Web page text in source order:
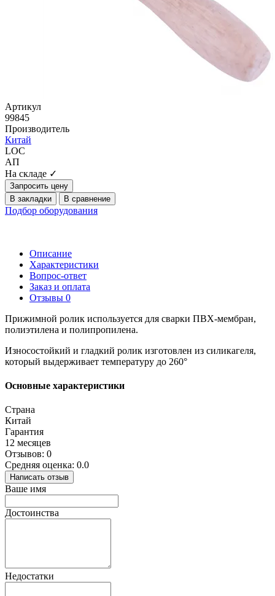
Артикул
99845
Производитель
Китай
LOC
АП
На складе ✓
Запросить цену
В закладки
В сравнение
Подбор оборудования
Описание
Характеристики
Вопрос-ответ
Заказ и оплата
Отзывы 0
Прижимной ролик используется для сварки ПВХ-мембран,
полиэтилена и полипропилена.
Износостойкий и гладкий ролик изготовлен из силикагеля,
который выдерживает температуру до 260°
Основные характеристики
Страна
Китай
Гарантия
12 месяцев
Отзывов: 0
Средняя оценка: 0.0
Написать отзыв
Ваше имя
Достоинства
Недостатки